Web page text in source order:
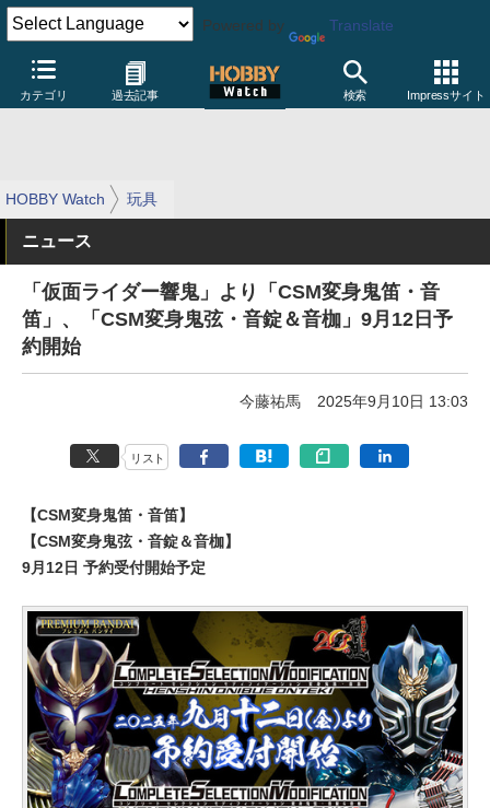
Powered by Translate
カテゴリ 過去記事 検索 Impressサイト
HOBBY Watch 玩具
ニュース
「仮面ライダー響鬼」より「CSM変身鬼笛・音
笛」、「CSM変身鬼弦・音錠＆音枷」9月12日予
約開始
今藤祐馬 2025年9月10日 13:03
リスト
【CSM変身鬼笛・音笛】
【CSM変身鬼弦・音錠＆音枷】
9月12日 予約受付開始予定